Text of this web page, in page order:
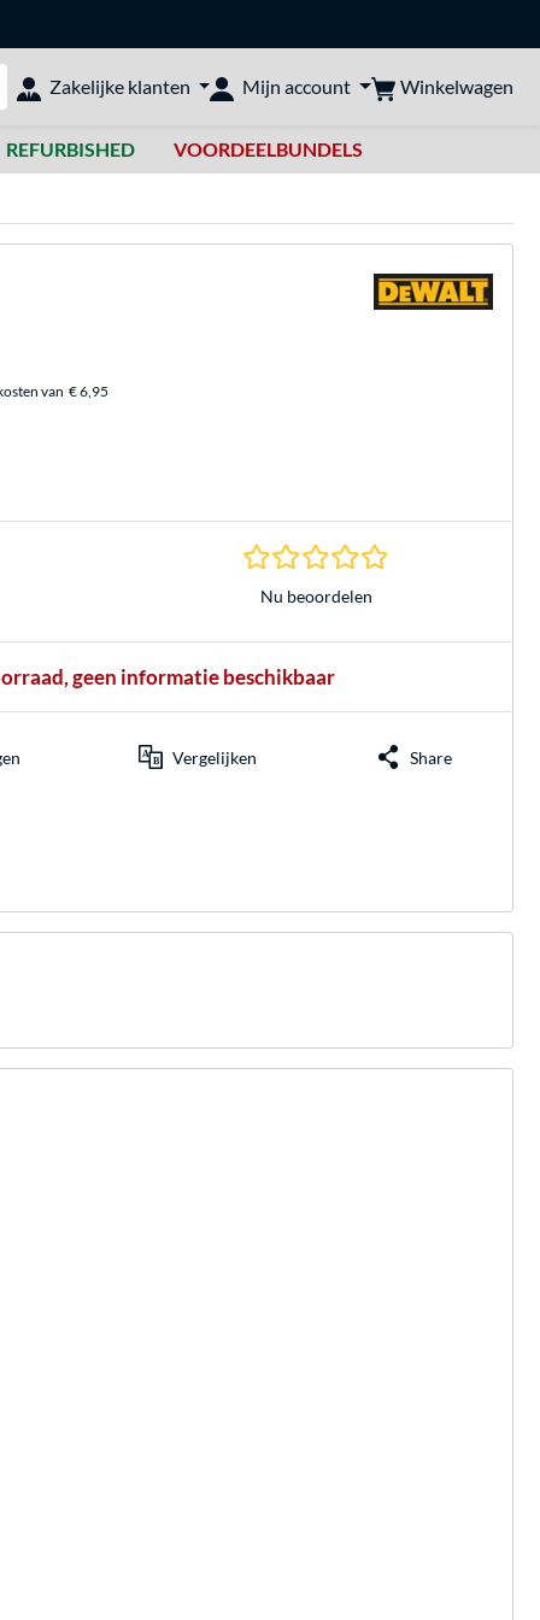
doorzoeken
Zakelijke klanten Mijn account Winkelwagen
REFURBISHED VOORDEELBUNDELS
van € 6,95
0.0 sterren
Nu beoordelen
geen informatie beschikbaar
Vergelijken Share